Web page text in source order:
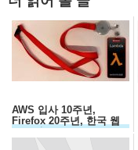
AWS 입사 10주년,
Firefox 20주년, 한국 웹
30주년...